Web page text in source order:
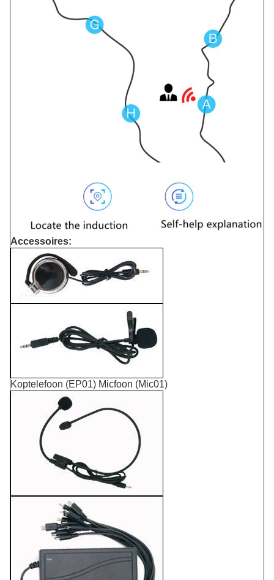
Accessoires:
Koptelefoon (EP01) Micfoon (Mic01)